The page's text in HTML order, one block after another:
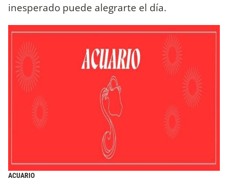
inesperado puede alegrarte el día.
ACUARIO